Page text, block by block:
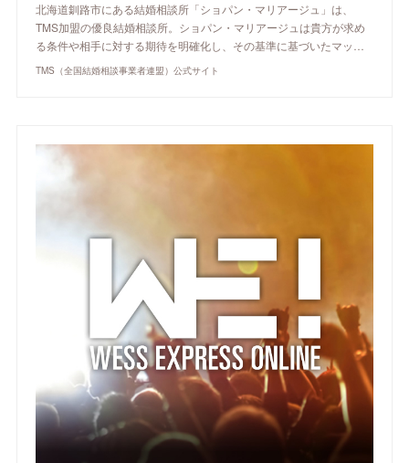
北海道釧路市にある結婚相談所「ショパン・マリアージュ」は、
TMS加盟の優良結婚相談所。ショパン・マリアージュは貴方が求め
る条件や相手に対する期待を明確化し、その基準に基づいたマッ…
TMS（全国結婚相談事業者連盟）公式サイト